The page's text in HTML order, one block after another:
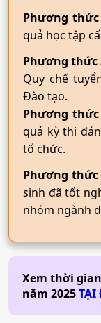
Phương thức
quả học tập
Phương thức
Quy chế
Đào tạo.
Phương thức
quả kỳ thi
tổ chức.
Phương thức
sinh đã tốt
nhóm ngành
Xem thời
năm 2025TẠI